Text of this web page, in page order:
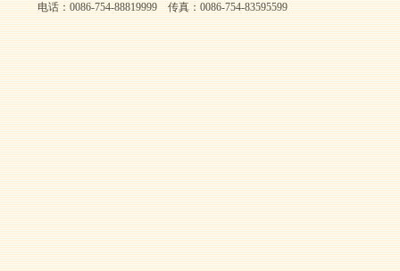
电话：0086-754-88819999 传真：0086-754-83595599